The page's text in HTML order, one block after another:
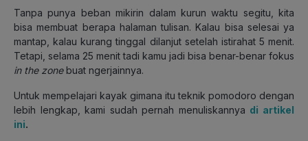
Tanpa punya beban mikirin dalam kurun waktu segitu, kita
bisa membuat berapa halaman tulisan. Kalau bisa selesai ya
mantap, kalau kurang tinggal dilanjut setelah istirahat 5 menit.
Tetapi, selama 25 menit tadi kamu jadi bisa benar-benar fokus
in the zone buat ngerjainnya.
Untuk mempelajari kayak gimana itu teknik pomodoro dengan
lebih lengkap, kami sudah pernah menuliskannya di artikel
ini.